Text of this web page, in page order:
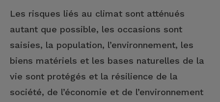
Les risques liés au climat sont atténués
autant que possible, les occasions sont
saisies, la population, l’environnement, les
biens matériels et les bases naturelles de la
vie sont protégés et la résilience de la
société, de l’économie et de l’environnement